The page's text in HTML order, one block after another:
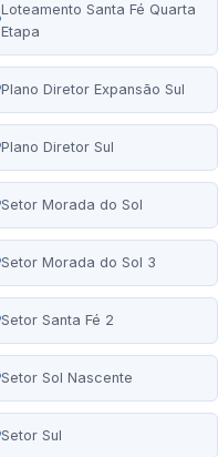
Loteamento Santa Fé Quarta
Etapa
Plano Diretor Expansão Sul
Plano Diretor Sul
Setor Morada do Sol
Setor Morada do Sol 3
Setor Santa Fé 2
Setor Sol Nascente
Setor Sul